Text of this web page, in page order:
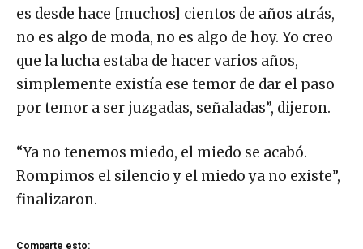
es desde hace [muchos] cientos de años atrás,
no es algo de moda, no es algo de hoy. Yo creo
que la lucha estaba de hacer varios años,
simplemente existía ese temor de dar el paso
por temor a ser juzgadas, señaladas”, dijeron.
“Ya no tenemos miedo, el miedo se acabó.
Rompimos el silencio y el miedo ya no existe”,
finalizaron.
Comparte esto: